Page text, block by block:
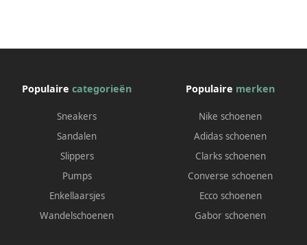
Populaire categorieën
Sneakers
Sandalen
Slippers
Pumps
Enkellaarsjes
Wandelschoenen
Populaire merken
Nike schoenen
Adidas schoenen
Clarks schoenen
Converse schoenen
Ecco schoenen
Gabor schoenen